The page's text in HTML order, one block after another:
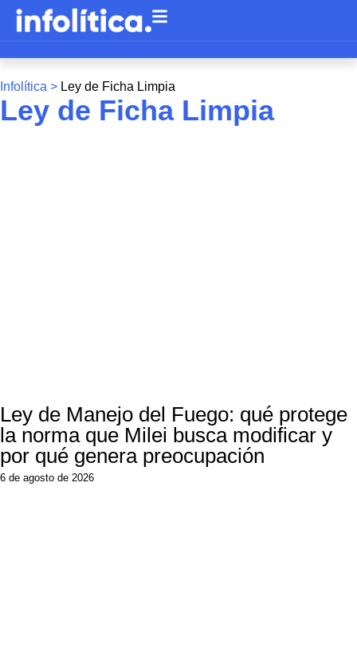
Infolítica > Ley de Ficha Limpia
Ley de Ficha Limpia
Ley de Manejo del Fuego: qué protege
la norma que Milei busca modificar y
por qué genera preocupación
6 de agosto de 2026